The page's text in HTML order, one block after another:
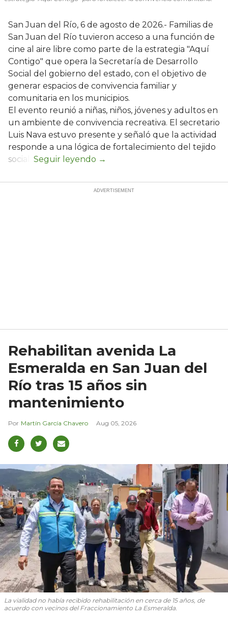
San Juan del Río, 6 de agosto de 2026.- Familias de
San Juan del Río tuvieron acceso a una función de
cine al aire libre como parte de la estrategia "Aquí
Contigo" que opera la Secretaría de Desarrollo
Social del gobierno del estado, con el objetivo de
generar espacios de convivencia familiar y
comunitaria en los municipios.
El evento reunió a niñas, niños, jóvenes y adultos en
un ambiente de convivencia recreativa. El secretario
Luis Nava estuvo presente y señaló que la actividad
responde a una lógica de fortalecimiento del tejido
social:
Rehabilitan avenida La
Esmeralda en San Juan del
Río tras 15 años sin
mantenimiento
Martín García Chavero Aug 05, 2026
La vialidad no había recibido rehabilitación en cerca de 15 años, de
acuerdo con vecinos del Fraccionamiento La Esmeralda.